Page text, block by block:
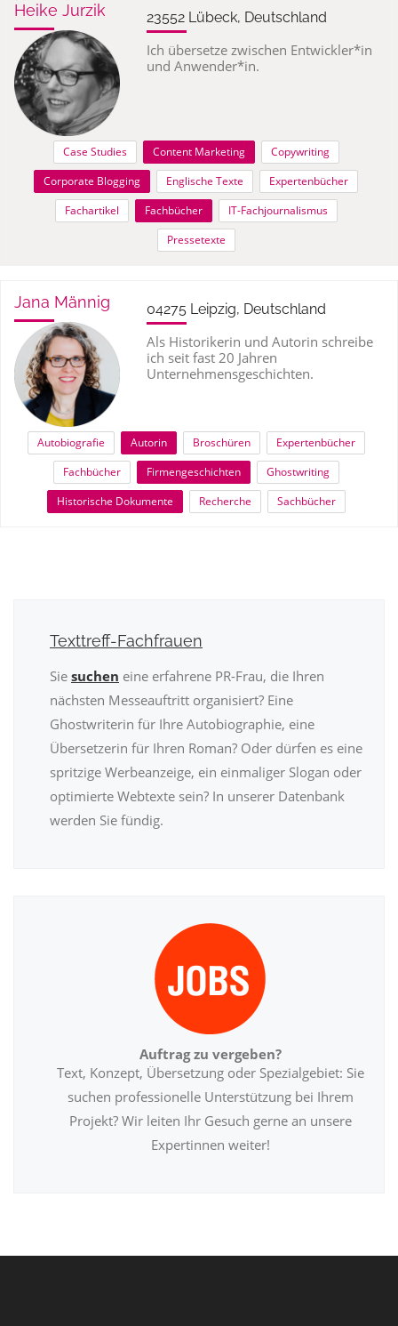
Heike Jurzik 23552 Lübeck, Deutschland
Ich übersetze zwischen Entwickler*in
und Anwender*in.
Case Studies Content Marketing
Copywriting
Corporate Blogging
Englische Texte
Expertenbücher
Fachartikel
Fachbücher
IT-Fachjournalismus
Pressetexte
Jana Männig 04275 Leipzig, Deutschland
Als Historikerin und Autorin schreibe
ich seit fast 20 Jahren
Unternehmensgeschichten.
Autobiografie Autorin Broschüren
Expertenbücher
Fachbücher
Firmengeschichten
Ghostwriting
Historische Dokumente
Recherche Sachbücher
Texttreff-Fachfrauen
Sie suchen eine erfahrene PR-Frau, die Ihren
nächsten Messeauftritt organisiert? Eine
Ghostwriterin für Ihre Autobiographie, eine
Übersetzerin für Ihren Roman? Oder dürfen es eine
spritzige Werbeanzeige, ein einmaliger Slogan oder
optimierte Webtexte sein? In unserer Datenbank
werden Sie fündig.
Auftrag zu vergeben?
Text, Konzept, Übersetzung oder Spezialgebiet: Sie
suchen professionelle Unterstützung bei Ihrem
Projekt? Wir leiten Ihr Gesuch gerne an unsere
Expertinnen weiter!